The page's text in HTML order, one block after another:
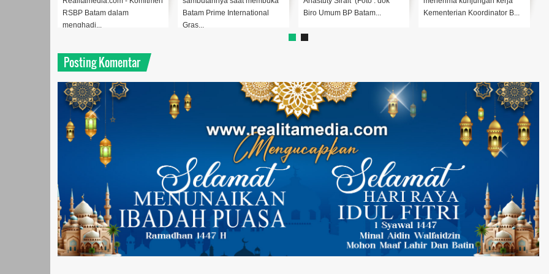
Batam Prime International
Gras...
Biro Umum BP Batam...
Kementerian Koordinator B...
(Foto : Parulian/Real...
Posting Komentar